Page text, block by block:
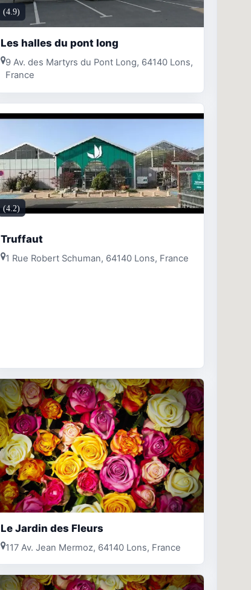
(4.9)
Les halles du pont long
9 Av. des Martyrs du Pont Long, 64140 Lons,
France
(4.2)
Truffaut
1 Rue Robert Schuman, 64140 Lons, France
Le Jardin des Fleurs
117 Av. Jean Mermoz, 64140 Lons, France